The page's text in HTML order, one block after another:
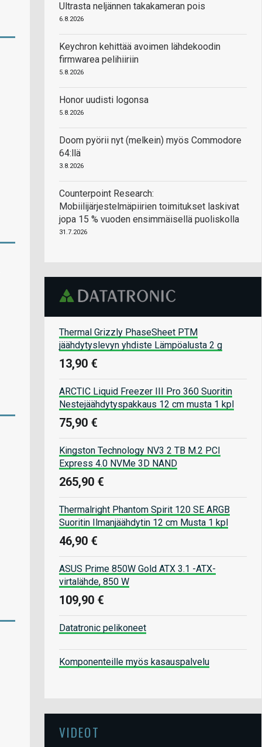
Ultrasta neljännen takakameran pois
6.8.2026
Keychron kehittää avoimen lähdekoodin
firmwarea pelihiiriin
5.8.2026
Honor uudisti logonsa
5.8.2026
Doom pyörii nyt (melkein) myös Commodore
64:llä
3.8.2026
Counterpoint Research:
Mobiilijärjestelmäpiirien toimitukset laskivat
jopa 15 % vuoden ensimmäisellä puoliskolla
31.7.2026
Thermal Grizzly PhaseSheet PTM
jäähdytyslevyn yhdiste Lämpöalusta 2 g
13,90 €
ARCTIC Liquid Freezer III Pro 360 Suoritin
Nestejäähdytyspakkaus 12 cm musta 1 kpl
75,90 €
Kingston Technology NV3 2 TB M.2 PCI
Express 4.0 NVMe 3D NAND
265,90 €
Thermalright Phantom Spirit 120 SE ARGB
Suoritin Ilmanjäähdytin 12 cm Musta 1 kpl
46,90 €
ASUS Prime 850W Gold ATX 3.1 -ATX-
virtalähde, 850 W
109,90 €
Datatronic pelikoneet
Komponenteille myös kasauspalvelu
VIDEOT